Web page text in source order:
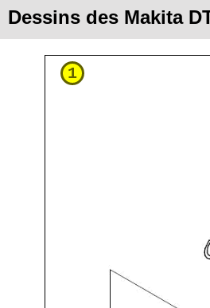
Dessins des Makita
1